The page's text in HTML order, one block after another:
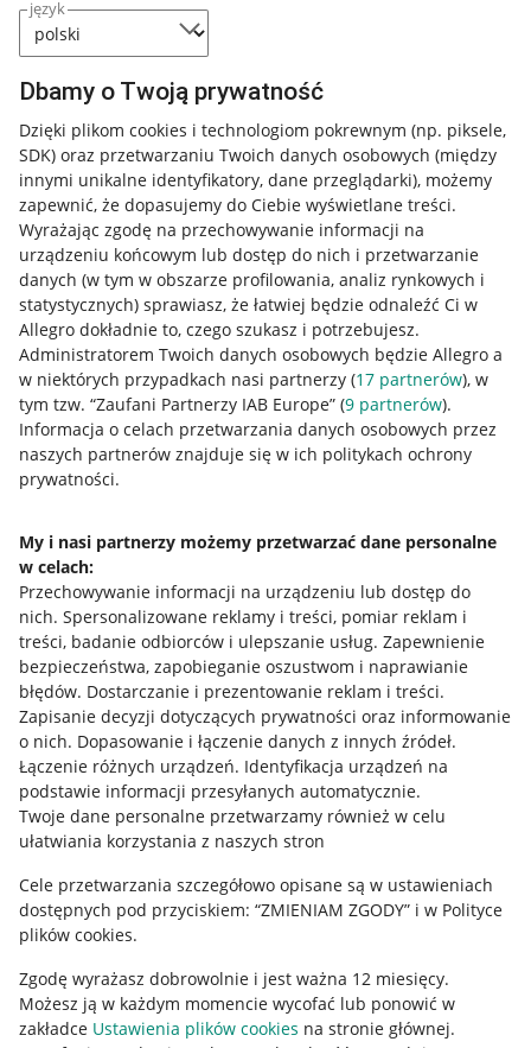
język
Dbamy o Twoją prywatność
Dzięki plikom cookies i technologiom pokrewnym (np. piksele,
SDK) oraz przetwarzaniu Twoich danych osobowych (między
innymi unikalne identyfikatory, dane przeglądarki), możemy
zapewnić, że dopasujemy do Ciebie wyświetlane treści.
Wyrażając zgodę na przechowywanie informacji na
urządzeniu końcowym lub dostęp do nich i przetwarzanie
danych (w tym w obszarze profilowania, analiz rynkowych i
statystycznych) sprawiasz, że łatwiej będzie odnaleźć Ci w
Allegro dokładnie to, czego szukasz i potrzebujesz.
Administratorem Twoich danych osobowych będzie Allegro a
w niektórych przypadkach nasi partnerzy (17 partnerów), w
tym tzw. “Zaufani Partnerzy IAB Europe” (9 partnerów).
Informacja o celach przetwarzania danych osobowych przez
naszych partnerów znajduje się w ich politykach ochrony
prywatności.
My i nasi partnerzy możemy przetwarzać dane personalne
w celach:
Przechowywanie informacji na urządzeniu lub dostęp do
nich. Spersonalizowane reklamy i treści, pomiar reklam i
treści, badanie odbiorców i ulepszanie usług. Zapewnienie
bezpieczeństwa, zapobieganie oszustwom i naprawianie
błędów. Dostarczanie i prezentowanie reklam i treści.
Zapisanie decyzji dotyczących prywatności oraz informowanie
o nich. Dopasowanie i łączenie danych z innych źródeł.
Łączenie różnych urządzeń. Identyfikacja urządzeń na
podstawie informacji przesyłanych automatycznie.
Twoje dane personalne przetwarzamy również w celu
ułatwiania korzystania z naszych stron
Cele przetwarzania szczegółowo opisane są w ustawieniach
dostępnych pod przyciskiem: “ZMIENIAM ZGODY” i w Polityce
plików cookies.
Zgodę wyrażasz dobrowolnie i jest ważna 12 miesięcy.
Możesz ją w każdym momencie wycofać lub ponowić w
zakładce Ustawienia plików cookies na stronie głównej.
Przydatne informacje
Jak to działa
Allegro Gadane dla sprzedających
Allegro Gadane dla kupujących
Mapa miejscowości
Informacje prawne
Regulamin
Polityka plików "cookies"
Ustawienia plików "cookies"
Udostępnianie lokalizacji
Informacje dla Aktu o Usługach Cyfrowych
Pobierz aplikację